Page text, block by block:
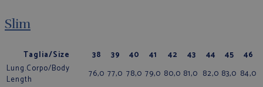
Slim
Taglia/Size 38 39 40 41 42 43 44 45
46
Lung.Corpo/Body
Length
76,0 77,0 78,0 79,0 80,0 81,0 82,0 83,0 84,0